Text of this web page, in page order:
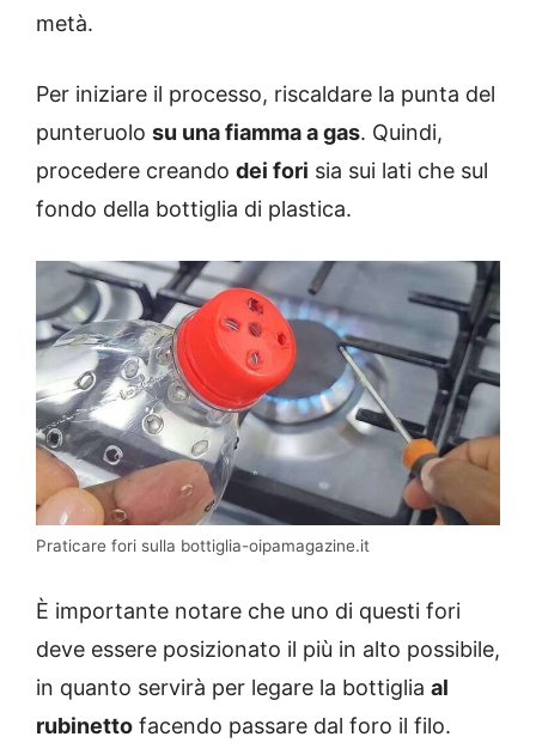
metà.
Per iniziare il processo, riscaldare la punta del
punteruolo su una fiamma a gas. Quindi,
procedere creando dei fori sia sui lati che sul
fondo della bottiglia di plastica.
Praticare fori sulla bottiglia-oipamagazine.it
È importante notare che uno di questi fori
deve essere posizionato il più in alto possibile,
in quanto servirà per legare la bottiglia al
rubinetto facendo passare dal foro il filo.